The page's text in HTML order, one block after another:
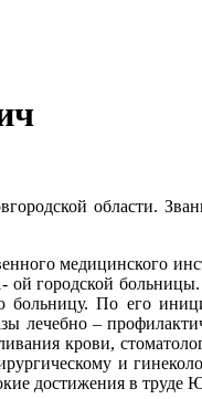
области.
медицинского
ой городской
больницу. По его
лечебно –
крови,
и
достижения в